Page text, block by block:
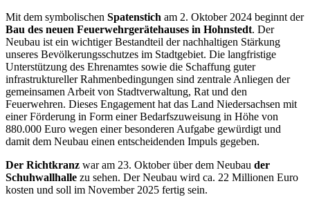
Mit dem symbolischen Spatenstich am 2. Oktober 2024 beginnt der
Bau des neuen Feuerwehrgerätehauses in Hohnstedt. Der
Neubau ist ein wichtiger Bestandteil der nachhaltigen Stärkung
unseres Bevölkerungsschutzes im Stadtgebiet. Die langfristige
Unterstützung des Ehrenamtes sowie die Schaffung guter
infrastruktureller Rahmenbedingungen sind zentrale Anliegen der
gemeinsamen Arbeit von Stadtverwaltung, Rat und den
Feuerwehren. Dieses Engagement hat das Land Niedersachsen mit
einer Förderung in Form einer Bedarfszuweisung in Höhe von
880.000 Euro wegen einer besonderen Aufgabe gewürdigt und
damit dem Neubau einen entscheidenden Impuls gegeben.
Der Richtkranz war am 23. Oktober über dem Neubau der
Schuhwallhalle zu sehen. Der Neubau wird ca. 22 Millionen Euro
kosten und soll im November 2025 fertig sein.